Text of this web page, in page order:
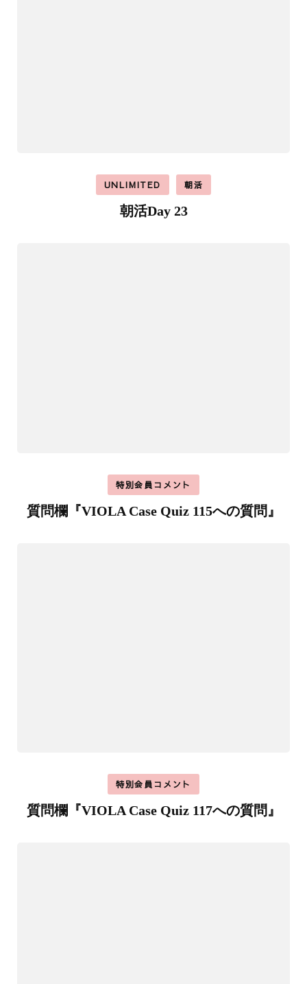
UNLIMITED 朝活
朝活Day 23
特別会員コメント
質問欄『VIOLA Case Quiz 115への質問』
特別会員コメント
質問欄『VIOLA Case Quiz 117への質問』